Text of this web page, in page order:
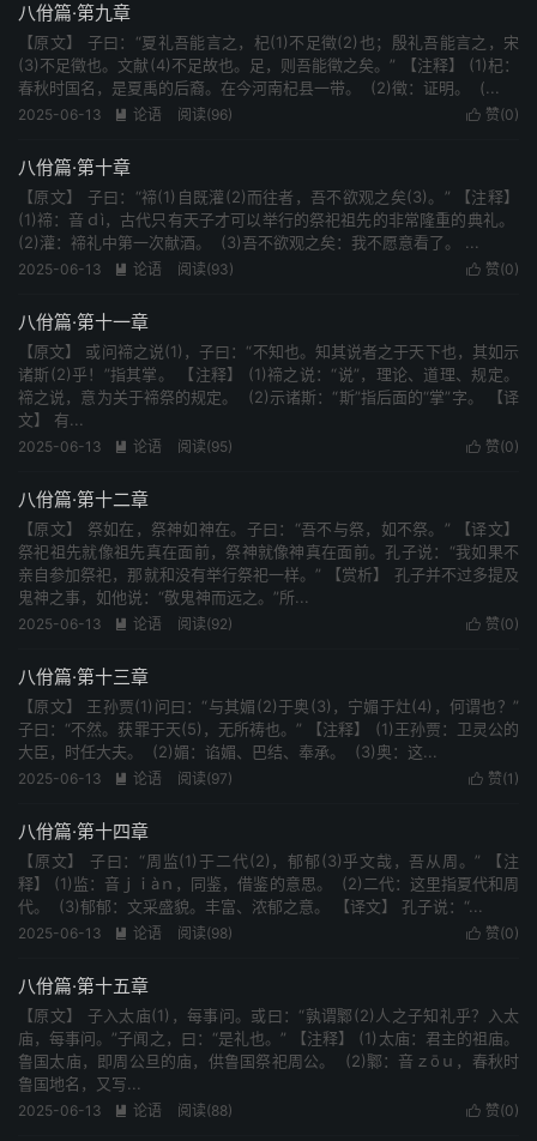
八佾篇·第九章
【原文】 子曰：“夏礼吾能言之，杞(1)不足徵(2)也；殷礼吾能言之，宋
(3)不足徵也。文献(4)不足故也。足，则吾能徵之矣。” 【注释】 (1)杞：
春秋时国名，是夏禹的后裔。在今河南杞县一带。 (2)徵：证明。 (...
 赞(0)
2025-06-13  论语 阅读(96)
八佾篇·第十章
【原文】 子曰：“禘(1)自既灌(2)而往者，吾不欲观之矣(3)。” 【注释】
(1)禘：音ｄì，古代只有天子才可以举行的祭祀祖先的非常隆重的典礼。
(2)灌：禘礼中第一次献酒。 (3)吾不欲观之矣：我不愿意看了。 ...
 赞(0)
2025-06-13  论语 阅读(93)
八佾篇·第十一章
【原文】 或问禘之说(1)，子曰：“不知也。知其说者之于天下也，其如示
诸斯(2)乎！”指其掌。 【注释】 (1)禘之说：“说”，理论、道理、规定。
禘之说，意为关于禘祭的规定。 (2)示诸斯：“斯”指后面的“掌”字。 【译
文】 有...
 赞(0)
2025-06-13  论语 阅读(95)
八佾篇·第十二章
【原文】 祭如在，祭神如神在。子曰：“吾不与祭，如不祭。” 【译文】
祭祀祖先就像祖先真在面前，祭神就像神真在面前。孔子说：“我如果不
亲自参加祭祀，那就和没有举行祭祀一样。” 【赏析】 孔子并不过多提及
鬼神之事，如他说：“敬鬼神而远之。”所...
 赞(0)
2025-06-13  论语 阅读(92)
八佾篇·第十三章
【原文】 王孙贾(1)问曰：“与其媚(2)于奥(3)，宁媚于灶(4)，何谓也？”
子曰：“不然。获罪于天(5)，无所祷也。” 【注释】 (1)王孙贾：卫灵公的
大臣，时任大夫。 (2)媚：谄媚、巴结、奉承。 (3)奥：这...
 赞(1 )
2025-06-13  论语 阅读(97)
八佾篇·第十四章
【原文】 子曰：“周监(1)于二代(2)，郁郁(3)乎文哉，吾从周。” 【注
释】 (1)监：音ｊｉàｎ，同鉴，借鉴的意思。 (2)二代：这里指夏代和周
代。 (3)郁郁：文采盛貌。丰富、浓郁之意。 【译文】 孔子说：“...
 赞(0)
2025-06-13  论语 阅读(98)
八佾篇·第十五章
【原文】 子入太庙(1)，每事问。或曰：“孰谓鄹(2)人之子知礼乎？入太
庙，每事问。”子闻之，曰：“是礼也。” 【注释】 (1)太庙：君主的祖庙。
鲁国太庙，即周公旦的庙，供鲁国祭祀周公。 (2)鄹：音ｚōｕ，春秋时
鲁国地名，又写...
 赞(0)
2025-06-13  论语 阅读(88)